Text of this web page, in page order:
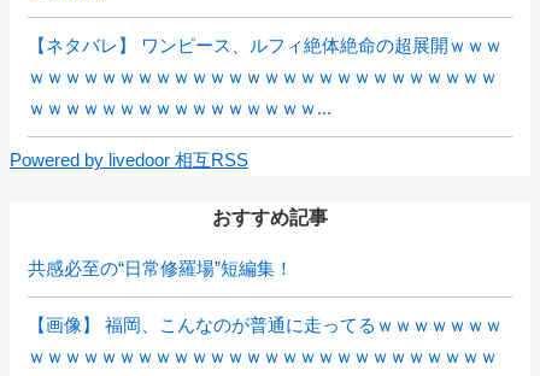
【ネタバレ】 ワンピース、ルフィ絶体絶命の超展開ｗｗｗ
ｗｗｗｗｗｗｗｗｗｗｗｗｗｗｗｗｗｗｗｗｗｗｗｗｗｗ
ｗｗｗｗｗｗｗｗｗｗｗｗｗｗｗｗ...
Powered by livedoor 相互RSS
おすすめ記事
共感必至の“日常修羅場”短編集！
【画像】 福岡、こんなのが普通に走ってるｗｗｗｗｗｗｗ
ｗｗｗｗｗｗｗｗｗｗｗｗｗｗｗｗｗｗｗｗｗｗｗｗｗｗ